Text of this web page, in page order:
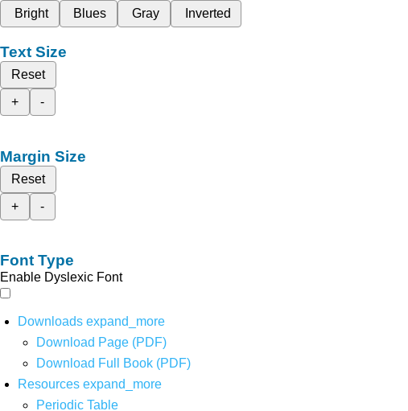
Bright
Blues Gray Inverted
Text Size
Reset
+
-
Margin Size
Reset
+
-
Font Type
Enable Dyslexic Font
Downloads expand_more
Download Page (PDF)
Download Full Book (PDF)
Resources expand_more
Periodic Table